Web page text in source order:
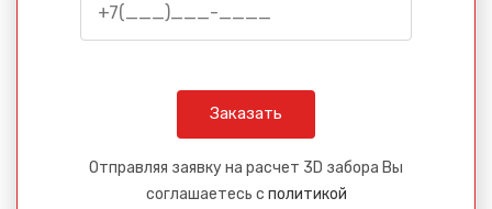
Отправляя заявку на расчет 3D забора Вы
соглашаетесь с политикой